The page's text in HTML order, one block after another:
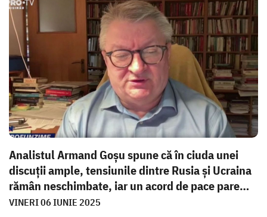
că operațiunea ar putea fi interpretată de Kremlin ca o
acțiune coordonată cu sprijin american, ceea ce crește
riscul unui răspuns dur, dar nu și răvășitor.
Analistul Armand Goșu spune că în ciuda unei
discuții ample, tensiunile dintre Rusia și Ucraina
rămân neschimbate, iar un acord de pace pare
în...
VINERI 06 IUNIE 2025